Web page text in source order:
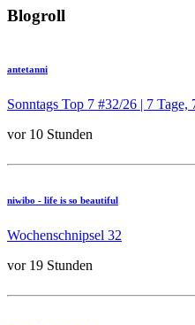
Blogroll
antetanni
Sonntags Top 7 #32/26 | 7 Tage,
vor 10 Stunden
niwibo - life is so beautiful
Wochenschnipsel 32
vor 19 Stunden